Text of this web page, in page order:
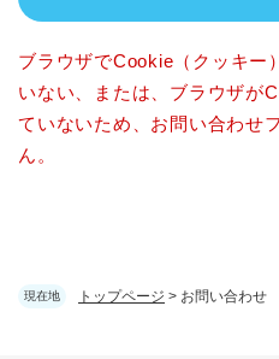
文字サイズ 標準 拡大 背
現在地 トップページ > お問い合わせ
ブラウザでCookie（クッキー
いない、または、ブラウザが
ていないため、お問い合わせ
ん。